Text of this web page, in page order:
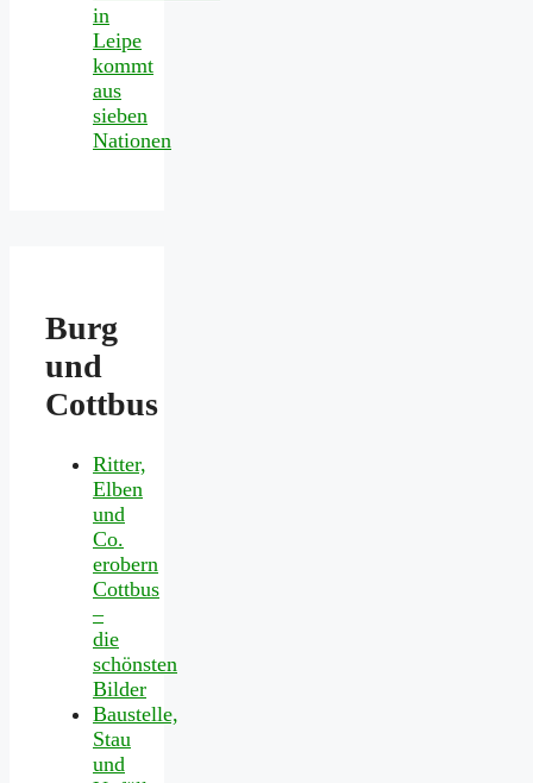
in
Leipe
kommt
aus
sieben
Nationen
Burg
und
Cottbus
Ritter,
Elben
und
Co.
erobern
Cottbus
–
die
schönsten
Bilder
Baustelle,
Stau
und